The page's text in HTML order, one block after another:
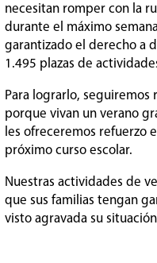
necesitan romper con la
durante el máximo
garantizado el derecho a
1.495 plazas de
Para lograrlo, seguiremos
porque vivan un verano
les ofreceremos refuerzo
próximo curso escolar.
Nuestras actividades de
que sus familias tengan
visto agravada su